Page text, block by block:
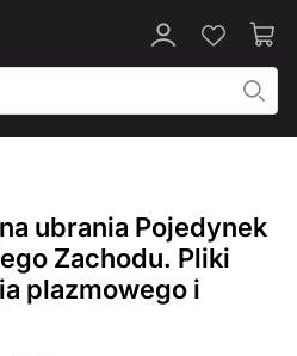
ubrania Pojedynek
Zachodu. Pliki
plazmowego i